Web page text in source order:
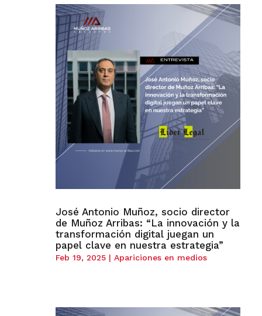
José Antonio Muñoz, socio director
de Muñoz Arribas: “La innovación y la
transformación digital juegan un
papel clave en nuestra estrategia”
Feb 19, 2025| Apariciones en medios